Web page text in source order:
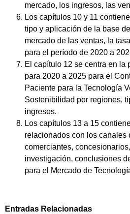
mercado, los ingresos, las
Los capítulos 10 y 11
tipo y aplicación de la base
mercado de las ventas, la
para el período de 2020 a
El capítulo 12 se centra en la
para 2020 a 2025 para el
Paciente para la Tecnología
Sostenibilidad por regiones,
ingresos.
Los capítulos 13 a 15
relacionados con los canales
comerciantes,
investigación, conclusiones
para el Mercado de
Entradas Relacionadas